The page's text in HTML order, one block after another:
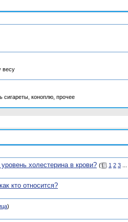
весу
сигареты, коноплю, прочее
холестерина в крови? ( 1 2 3
кто относится?
)